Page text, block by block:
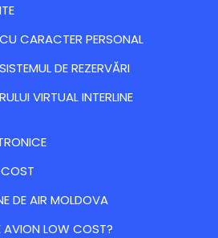
CARACTER PERSONAL
DE REZERVĂRI
VIRTUAL INTERLINE
DE AIR MOLDOVA
AVION LOW COST?